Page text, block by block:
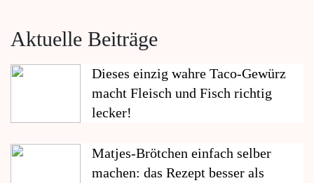
Aktuelle Beiträge
Dieses einzig wahre Taco-Gewürz
macht Fleisch und Fisch richtig
lecker!
Matjes-Brötchen einfach selber
machen: das Rezept besser als